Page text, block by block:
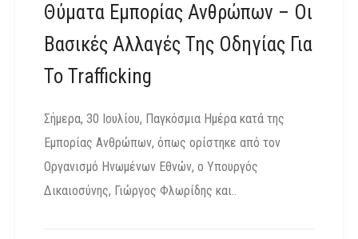
Θύματα Εμπορίας Ανθρώπων – Οι
Βασικές Αλλαγές Της Οδηγίας Για
Το Trafficking
Σήμερα, 30 Ιουλίου, Παγκόσμια Ημέρα κατά της
Εμπορίας Ανθρώπων, όπως ορίστηκε από τον
Οργανισμό Ηνωμένων Εθνών, ο Υπουργός
Δικαιοσύνης, Γιώργος Φλωρίδης και..